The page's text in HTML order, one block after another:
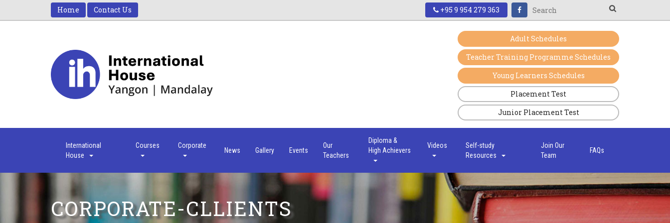
Home Contact Us +95 9 954 279 363
Adult Schedules
Teacher Training Programme Schedules
Young Learners Schedules
Placement Test
Junior Placement Test
International
House
Courses Corporate
News Gallery Events
Our
Teachers
Diploma &
High Achievers
Videos
Self-study
Resources
Join Our
Team
FAQs
CORPORATE-CLLIENTS